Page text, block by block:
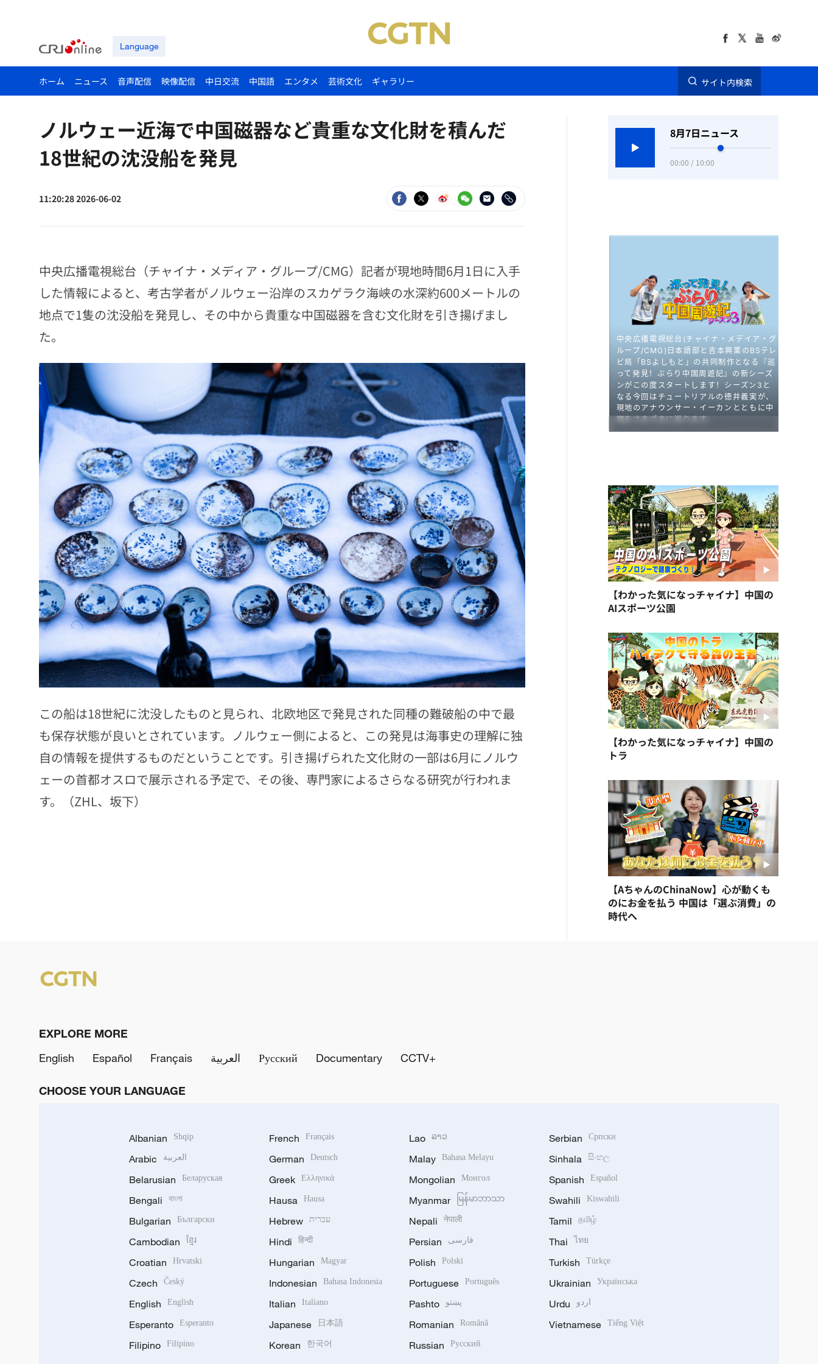
Language
ホーム ニュース 音声配信 映像配信 中日交流 中国語 エンタメ 芸術文化 ギャラリー サイト内検索
ノルウェー近海で中国磁器など貴重な文化財を積んだ
18世紀の沈没船を発見
11:20:28 2026-06-02
中央広播電視総台（チャイナ・メディア・グループ/CMG）記者が現地時間6月1日に入手
した情報によると、考古学者がノルウェー沿岸のスカゲラク海峡の水深約600メートルの
地点で1隻の沈没船を発見し、その中から貴重な中国磁器を含む文化財を引き揚げまし
た。
この船は18世紀に沈没したものと見られ、北欧地区で発見された同種の難破船の中で最
も保存状態が良いとされています。ノルウェー側によると、この発見は海事史の理解に独
自の情報を提供するものだということです。引き揚げられた文化財の一部は6月にノルウ
ェーの首都オスロで展示される予定で、その後、専門家によるさらなる研究が行われま
す。
（ZHL、坂下）
8月7日ニュース
00:00 / 10:00
【わかった気になっチャイナ】中国の
AIスポーツ公園
【わかった気になっチャイナ】中国の
トラ
【AちゃんのChinaNow】心が動くも
のにお金を払う 中国は「選ぶ消費」の
時代へ
EXPLORE MORE
English
Español Français العربية Русский Documentary CCTV+
CHOOSE YOUR LANGUAGE
Albanian Shqip
Arabic العربية
Belarusian Беларуская
Bengali বাংলা
Bulgarian Български
Cambodian ខ្មែរ
Croatian Hrvatski
Czech Český
English English
Esperanto Esperanto
Filipino Filipino
French Français
German Deutsch
Greek Ελληνικά
Hausa Hausa
Hebrew עברית
Hindi हिन्दी
Hungarian Magyar
Indonesian Bahasa Indonesia
Italian Italiano
Japanese 日本語
Korean 한국어
Lao ລາວ
Malay Bahasa Melayu
Mongolian Монгол
Myanmar မြန်မာဘာသာ
Nepali नेपाली
Persian فارسی
Polish Polski
Portuguese Português
Pashto پښتو
Romanian Română
Russian Русский
Serbian Српски
Sinhala සිංහල
Spanish Español
Swahili Kiswahili
Tamil தமிழ்
Thai ไทย
Turkish Türkçe
Ukrainian Українська
Urdu اردو
Vietnamese Tiếng Việt